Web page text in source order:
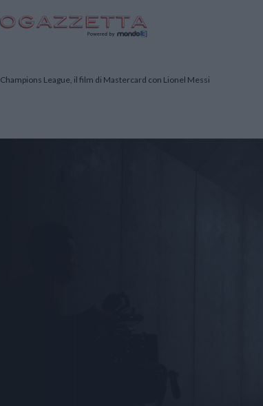
Champions League, il film di Mastercard con Lionel Messi